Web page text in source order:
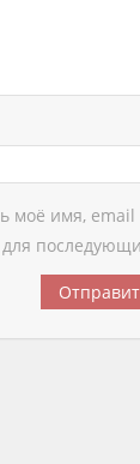
моё имя, email
для